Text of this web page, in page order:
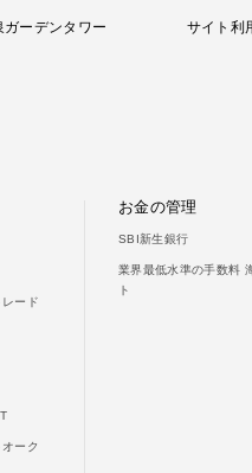
ーデンタワー サイト利
ード
ーク
お金の管理
SBI新生銀行
業界最低水準の手数料
ト